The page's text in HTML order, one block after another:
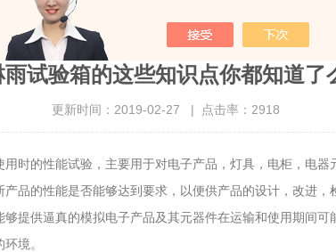
道了么
雨试验箱的这些知识点你都知道了
更新时间：2019-02-27 | 点击率：2918
的性能试验，主要用于对电子产品，灯具，电柜，电器
品的性能是否能够达到要求，以便供产品的设计，改进，
供逼真的模拟电子产品及其元器件在运输和使用期间可
境。